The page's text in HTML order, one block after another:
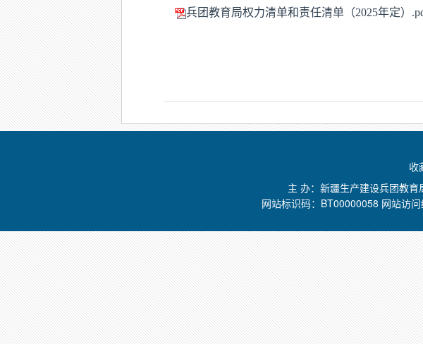
兵团教育局权力清单和责任清单（2025年定）
收
主 办：新疆生产建设兵团教育
网站标识码：BT00000058 网站访